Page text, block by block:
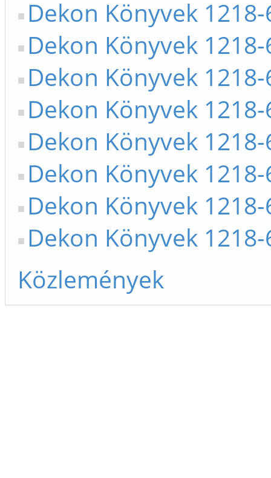
Dekon Könyvek 1218-
Dekon Könyvek 1218-
Dekon Könyvek 1218-
Dekon Könyvek 1218-
Dekon Könyvek 1218-
Dekon Könyvek 1218-
Dekon Könyvek 1218-
Dekon Könyvek 1218-
Közlemények